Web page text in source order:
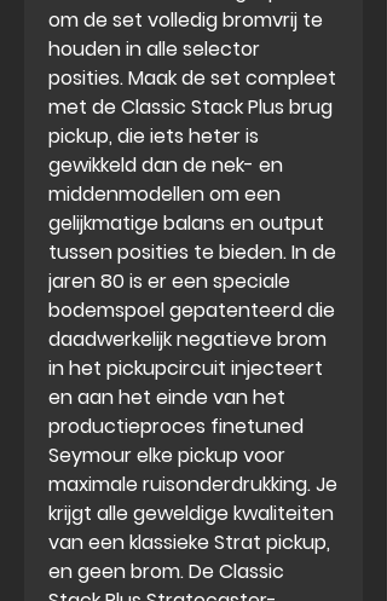
om de set volledig bromvrij te
houden in alle selector
posities. Maak de set compleet
met de Classic Stack Plus brug
pickup, die iets heter is
gewikkeld dan de nek- en
middenmodellen om een
gelijkmatige balans en output
tussen posities te bieden. In de
jaren 80 is er een speciale
bodemspoel gepatenteerd die
daadwerkelijk negatieve brom
in het pickupcircuit injecteert
en aan het einde van het
productieproces finetuned
Seymour elke pickup voor
maximale ruisonderdrukking. Je
krijgt alle geweldige kwaliteiten
van een klassieke Strat pickup,
en geen brom. De Classic